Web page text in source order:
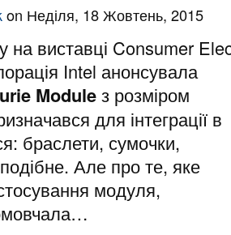
on Неділя, 18 Жовтень, 2015
на виставці Consumer
Intel анонсувала
Moduleз розміром
для інтеграції в
браслети, сумочки,
Але про те, яке
модуля,